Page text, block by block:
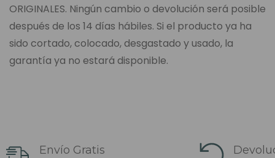
ORIGINALES. Ningún cambio o devolución será posible
después de los 14 días hábiles. Si el producto ya ha
sido cortado, colocado, desgastado y usado, la
garantía ya no estará disponible.
Envío Gratis